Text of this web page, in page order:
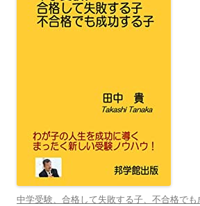
中学受験、合格して失敗する子、不合格で